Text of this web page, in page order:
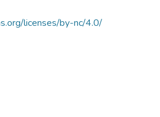
licenses/by-nc/4.0/